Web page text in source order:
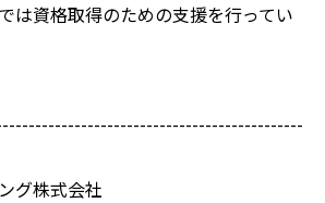
は資格取得のための支援を行ってい
グ株式会社